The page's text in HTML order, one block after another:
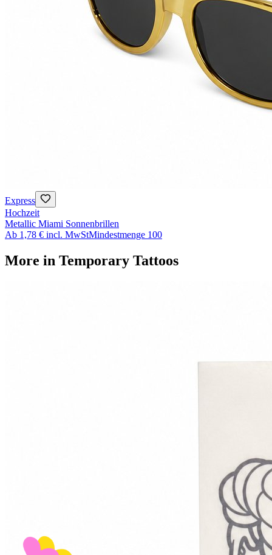
Express
Hochzeit
Metallic Miami Sonnenbrillen
Ab 1,78 € incl. MwStMindestmenge 100
More in Temporary Tattoos